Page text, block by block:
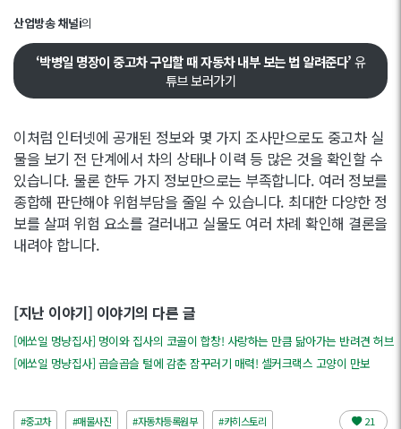
산업방송 채널i의
‘박병일 명장이 중고차 구입할 때 자동차 내부 보는 법 알려준다’유
튜브 보러가기
이처럼 인터넷에 공개된 정보와 몇 가지 조사만으로도 중고차 실
물을 보기 전 단계에서 차의 상태나 이력 등 많은 것을 확인할 수
있습니다. 물론 한두 가지 정보만으로는 부족합니다. 여러 정보를
종합해 판단해야 위험부담을 줄일 수 있습니다. 최대한 다양한 정
보를 살펴 위험 요소를 걸러내고 실물도 여러 차례 확인해 결론을
내려야 합니다.
[지난 이야기] 이야기의 다른 글
[에쏘일 멍냥집사] 멍이와 집사의 코골이 합창! 사랑하는 만큼 닮아가는 반려견 허브
[에쏘일 멍냥집사] 곱슬곱슬 털에 감춘 잠꾸러기 매력! 셀커크랙스 고양이 만보
#중고차 #매물사진 #자동차등록원부
#카히스토리
21